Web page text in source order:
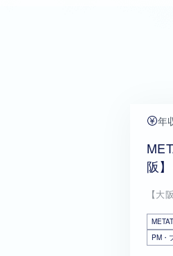
年
阪
【大
PM・